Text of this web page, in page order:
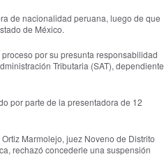
de nacionalidad peruana, luego de que
de México.
por su presunta responsabilidad
Tributaria (SAT), dependiente
por parte de la presentadora de 12
Marmolejo, juez Noveno de Distrito
rechazó concederle una suspensión